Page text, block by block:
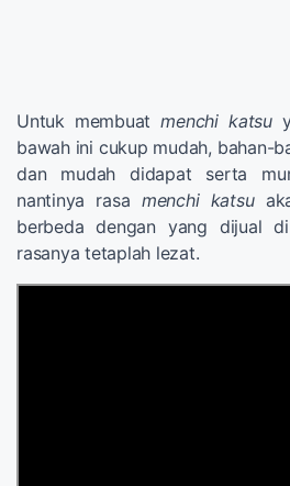
Untuk membuatmenchi katsu
bawah ini cukup mudah, bahan-
dan mudah didapat serta
nantinya rasa menchi katsu
berbeda dengan yang dijual
rasanya tetaplah lezat.